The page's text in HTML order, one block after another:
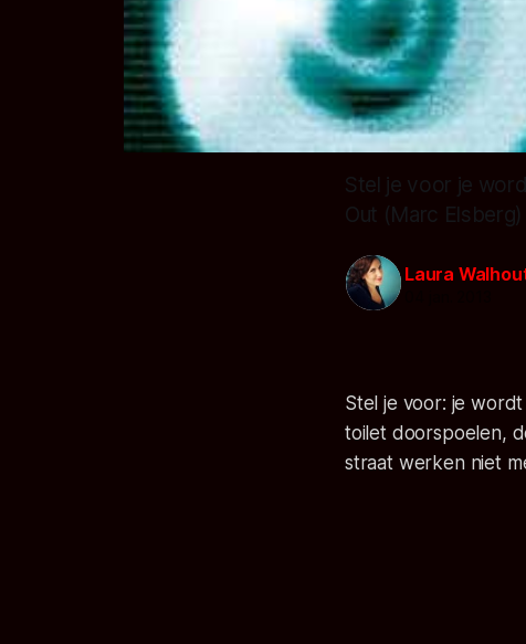
Stel je voor je
Out (Marc
Laura
Stel je voor: je
toilet doorspoelen,
straat werken niet